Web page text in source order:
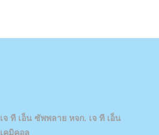
เจ ที เอ็น ซัพพลาย หจก. เจ ที เอ็น
เคมิคอล